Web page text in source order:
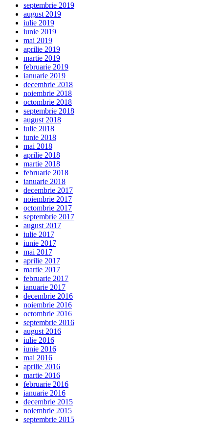
septembrie 2019
august 2019
iulie 2019
iunie 2019
mai 2019
aprilie 2019
martie 2019
februarie 2019
ianuarie 2019
decembrie 2018
noiembrie 2018
octombrie 2018
septembrie 2018
august 2018
iulie 2018
iunie 2018
mai 2018
aprilie 2018
martie 2018
februarie 2018
ianuarie 2018
decembrie 2017
noiembrie 2017
octombrie 2017
septembrie 2017
august 2017
iulie 2017
iunie 2017
mai 2017
aprilie 2017
martie 2017
februarie 2017
ianuarie 2017
decembrie 2016
noiembrie 2016
octombrie 2016
septembrie 2016
august 2016
iulie 2016
iunie 2016
mai 2016
aprilie 2016
martie 2016
februarie 2016
ianuarie 2016
decembrie 2015
noiembrie 2015
septembrie 2015